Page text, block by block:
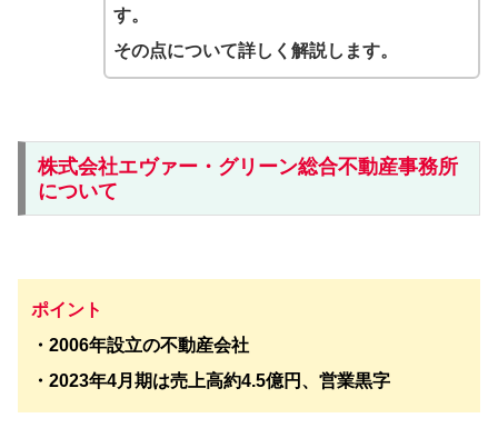
す。
その点について詳しく解説します。
株式会社エヴァー・グリーン総合不動産事務所
について
ポイント
・2006年設立の不動産会社
・2023年4月期は売上高約4.5億円、営業黒字